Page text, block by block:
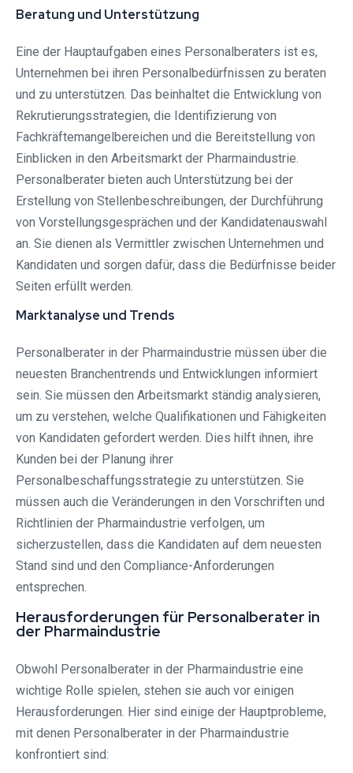
Beratung und Unterstützung
Eine der Hauptaufgaben eines Personalberaters ist es,
Unternehmen bei ihren Personalbedürfnissen zu beraten
und zu unterstützen. Das beinhaltet die Entwicklung von
Rekrutierungsstrategien, die Identifizierung von
Fachkräftemangelbereichen und die Bereitstellung von
Einblicken in den Arbeitsmarkt der Pharmaindustrie.
Personalberater bieten auch Unterstützung bei der
Erstellung von Stellenbeschreibungen, der Durchführung
von Vorstellungsgesprächen und der Kandidatenauswahl
an. Sie dienen als Vermittler zwischen Unternehmen und
Kandidaten und sorgen dafür, dass die Bedürfnisse beider
Seiten erfüllt werden.
Marktanalyse und Trends
Personalberater in der Pharmaindustrie müssen über die
neuesten Branchentrends und Entwicklungen informiert
sein. Sie müssen den Arbeitsmarkt ständig analysieren,
um zu verstehen, welche Qualifikationen und Fähigkeiten
von Kandidaten gefordert werden. Dies hilft ihnen, ihre
Kunden bei der Planung ihrer
Personalbeschaffungsstrategie zu unterstützen. Sie
müssen auch die Veränderungen in den Vorschriften und
Richtlinien der Pharmaindustrie verfolgen, um
sicherzustellen, dass die Kandidaten auf dem neuesten
Stand sind und den Compliance-Anforderungen
entsprechen.
Herausforderungen für Personalberater in
der Pharmaindustrie
Obwohl Personalberater in der Pharmaindustrie eine
wichtige Rolle spielen, stehen sie auch vor einigen
Herausforderungen. Hier sind einige der Hauptprobleme,
mit denen Personalberater in der Pharmaindustrie
konfrontiert sind: